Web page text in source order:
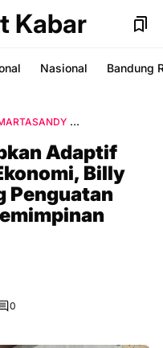
Kabar
Nasional Bandung
Adaptif
Billy
Penguatan
0